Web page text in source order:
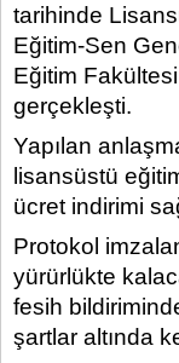
tarihinde
Eğitim-Sen
Eğitim
gerçekleşti.
Yapılan
lisansüstü
ücret indirimi
Protokol
yürürlükte
fesih
şartlar altında